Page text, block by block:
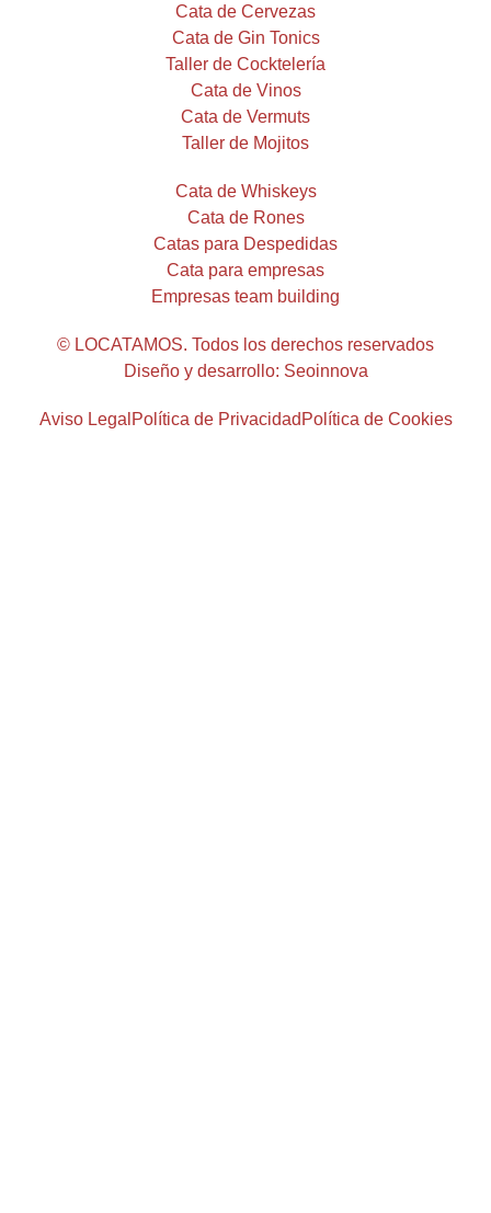
Cata de Cervezas
Cata de Gin Tonics
Taller de Cocktelería
Cata de Vinos
Cata de Vermuts
Taller de Mojitos
Cata de Whiskeys
Cata de Rones
Catas para Despedidas
Cata para empresas
Empresas team building
© LOCATAMOS. Todos los derechos reservados
Diseño y desarrollo: Seoinnova
Aviso Legal Política de Privacidad Política de Cookies